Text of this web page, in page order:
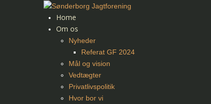
Home
Om os
Nyheder
Referat GF 2024
Mål og vision
Vedtægter
Privatlivspolitik
Hvor bor vi